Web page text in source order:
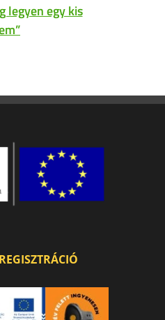
legyen egy kis